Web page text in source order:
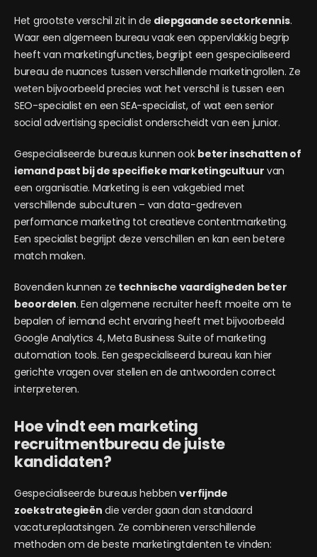
Het grootste verschil zit in de diepgaande sectorkennis.
Waar een algemeen bureau vaak een oppervlakkig begrip
heeft van marketingfuncties, begrijpt een gespecialiseerd
bureau de nuances tussen verschillende marketingrollen. Ze
weten bijvoorbeeld precies wat het verschil is tussen een
SEO-specialist en een SEA-specialist, of wat een senior
social advertising specialist onderscheidt van een junior.
Gespecialiseerde bureaus kunnen ook beter inschatten of
iemand past bij de specifieke marketingcultuur van
een organisatie. Marketing is een vakgebied met
verschillende subculturen – van data-gedreven
performance marketing tot creatieve contentmarketing.
Een specialist begrijpt deze verschillen en kan een betere
match maken.
Bovendien kunnen ze technische vaardigheden beter
beoordelen. Een algemene recruiter heeft moeite om te
bepalen of iemand echt ervaring heeft met bijvoorbeeld
Google Analytics 4, Meta Business Suite of marketing
automation tools. Een gespecialiseerd bureau kan hier
gerichte vragen over stellen en de antwoorden correct
interpreteren.
Hoe vindt een marketing
recruitmentbureau de juiste
kandidaten?
Gespecialiseerde bureaus hebbenverfijnde
zoekstrategieën die verder gaan dan standaard
vacatureplaatsingen. Ze combineren verschillende
methoden om de beste marketingtalenten te vinden: